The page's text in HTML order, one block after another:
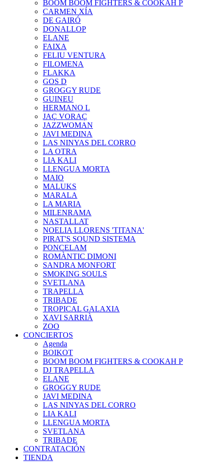
BOOM BOOM FIGHTERS & COOKAH P
CARMEN XÍA
DE GAIRÓ
DONALLOP
ELANE
FAIXA
FELIU VENTURA
FILOMENA
FLAKKA
GOS D
GROGGY RUDE
GUINEU
HERMANO L
JAÇ VORAÇ
JAZZWOMAN
JAVI MEDINA
LAS NINYAS DEL CORRO
LA OTRA
LIA KALI
LLENGUA MORTA
MAIO
MALUKS
MARALA
LA MARIA
MILENRAMA
NASTALLAT
NOELIA LLORENS 'TITANA'
PIRAT'S SOUND SISTEMA
PONCELAM
ROMÀNTIC DIMONI
SANDRA MONFORT
SMOKING SOULS
SVETLANA
TRAPELLA
TRIBADE
TROPICAL GALAXIA
XAVI SARRIÀ
ZOO
CONCIERTOS
Agenda
BOIKOT
BOOM BOOM FIGHTERS & COOKAH P
DJ TRAPELLA
ELANE
GROGGY RUDE
JAVI MEDINA
LAS NINYAS DEL CORRO
LIA KALI
LLENGUA MORTA
SVETLANA
TRIBADE
CONTRATACIÓN
TIENDA